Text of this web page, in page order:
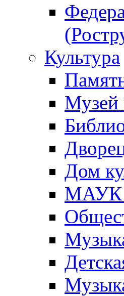
Культура
Музей
Дом
МАУК